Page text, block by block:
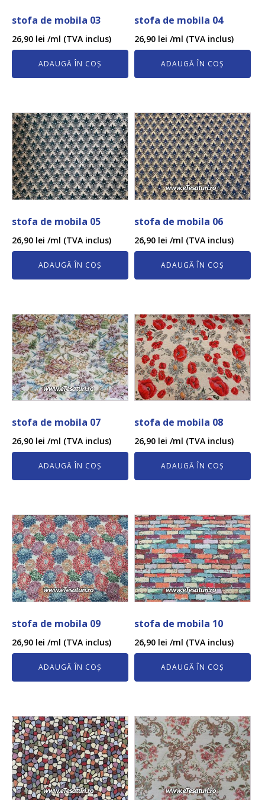
stofa de mobila 03
26,90 lei /ml (TVA inclus)
ADAUGĂ ÎN COȘ
stofa de mobila 04
26,90 lei /ml (TVA inclus)
ADAUGĂ ÎN COȘ
stofa de mobila 05
26,90 lei /ml (TVA inclus)
ADAUGĂ ÎN COȘ
stofa de mobila 06
26,90 lei /ml (TVA inclus)
ADAUGĂ ÎN COȘ
stofa de mobila 07
26,90 lei /ml (TVA inclus)
ADAUGĂ ÎN COȘ
stofa de mobila 08
26,90 lei /ml (TVA inclus)
ADAUGĂ ÎN COȘ
stofa de mobila 09
26,90 lei /ml (TVA inclus)
ADAUGĂ ÎN COȘ
stofa de mobila 10
26,90 lei /ml (TVA inclus)
ADAUGĂ ÎN COȘ